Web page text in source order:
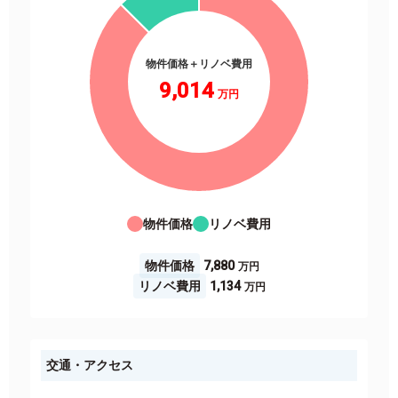
物件価格＋リノベ費用
9,014
物件価格 リノベ費用
物件価格
7,880
リノベ費用
1,134
交通・アクセス